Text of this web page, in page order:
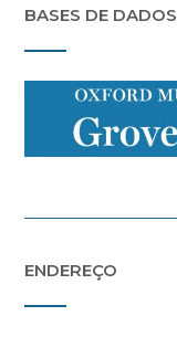
BASES DE DADOS
ENDEREÇO